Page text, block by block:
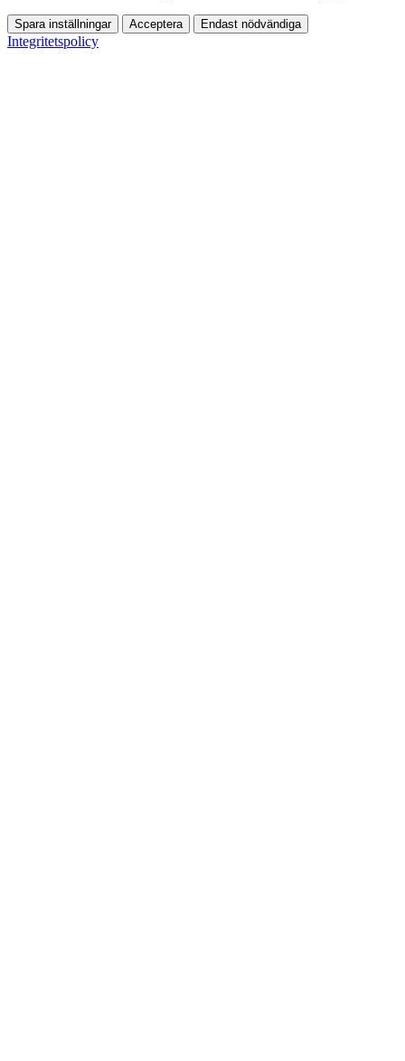
Spara inställningar Acceptera Endast nödvändiga
Integritetspolicy